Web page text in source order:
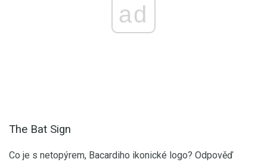
ad
The Bat Sign
Co je s netopýrem, Bacardiho ikonické logo? Odpověď